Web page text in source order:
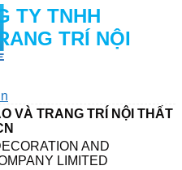
TY TNHH
TRÍ NỘI
VÀ TRANG TRÍ NỘI THẤT
AND
LIMITED